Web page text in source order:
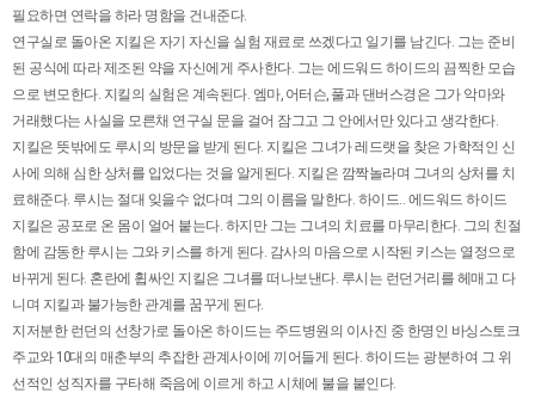
필요하면 연락을 하라 명함을 건내준다.
연구실로 돌아온 지킬은 자기 자신을 실험 재료로 쓰겠다고 일기를 남긴다. 그는 준비
된 공식에 따라 제조된 약을 자신에게 주사한다. 그는 에드워드 하이드의 끔찍한 모습
으로 변모한다. 지킬의 실험은 계속된다. 엠마, 어터슨, 풀과 댄버스경은 그가 악마와
거래했다는 사실을 모른채 연구실 문을 걸어 잠그고 그 안에서만 있다고 생각한다.
지킬은 뜻밖에도 루시의 방문을 받게 된다. 지킬은 그녀가 레드랫을 찾은 가학적인 신
사에 의해 심한 상처를 입었다는 것을 알게된다. 지킬은 깜짝놀라며 그녀의 상처를 치
료해준다. 루시는 절대 잊을수 없다며 그의 이름을 말한다. 하이드.. 에드워드 하이드
지킬은 공포로 온 몸이 얼어 붙는다. 하지만 그는 그녀의 치료를 마무리한다. 그의 친절
함에 감동한 루시는 그와 키스를 하게 된다. 감사의 마음으로 시작된 키스는 열정으로
바뀌게 된다. 혼란에 휩싸인 지킬은 그녀를 떠나보낸다. 루시는 런던거리를 헤매고 다
니며 지킬과 불가능한 관계를 꿈꾸게 된다.
지저분한 런던의 선창가로 돌아온 하이드는 주드병원의 이사진 중 한명인 바싱스토크
주교와 10대의 매춘부의 추잡한 관계사이에 끼어들게 된다. 하이드는 광분하여 그 위
선적인 성직자를 구타해 죽음에 이르게 하고 시체에 불을 붙인다.